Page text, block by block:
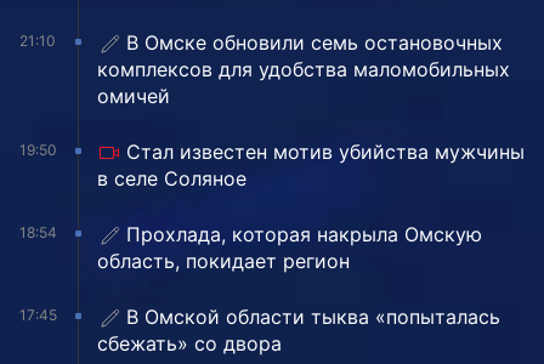
21:10
В Омске обновили семь остановочных
комплексов для удобства маломобильных
омичей
19:50
Стал известен мотив убийства мужчины
в селе Соляное
18:54
Прохлада, которая накрыла Омскую
область, покидает регион
17:45
В Омской области тыква «попыталась
сбежать» со двора